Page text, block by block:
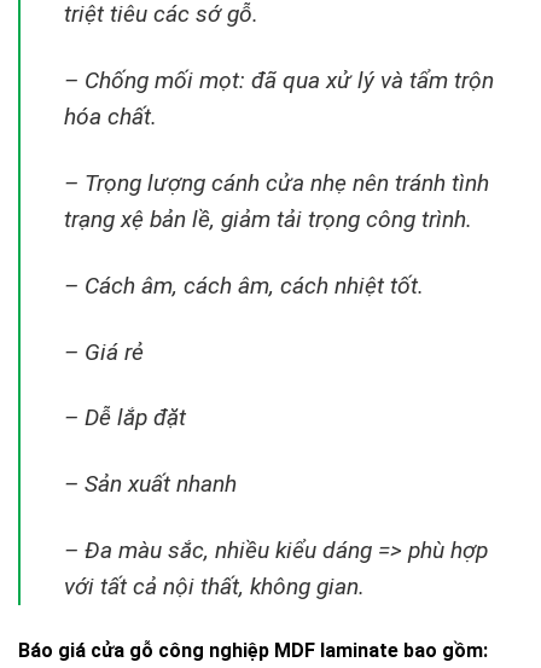
triệt tiêu các sớ gỗ.
– Chống mối mọt: đã qua xử lý và tẩm trộn
hóa chất.
– Trọng lượng cánh cửa nhẹ nên tránh tình
trạng xệ bản lề, giảm tải trọng công trình.
– Cách âm, cách âm, cách nhiệt tốt.
– Giá rẻ
– Dễ lắp đặt
– Sản xuất nhanh
– Đa màu sắc, nhiều kiểu dáng => phù hợp
với tất cả nội thất, không gian.
Báo giá cửa gỗ công nghiệp MDF laminate bao gồm: